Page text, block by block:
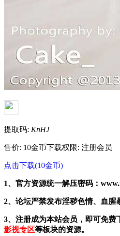
提取码: KnHJ
售价: 10金币下载权限: 注册会员
点击下载(10金币)
1、官方资源统一解压密码：
2、论坛严禁发布淫秽色情、血腥
3、注册成为本站会员，即可免费
影视专区等板块的资源。